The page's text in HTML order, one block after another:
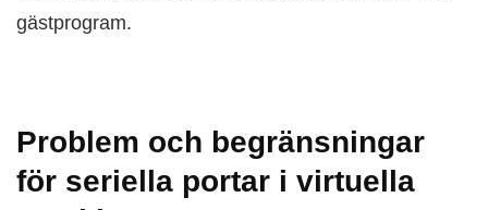
gästprogram.
Problem och begränsningar
för seriella portar i virtuella